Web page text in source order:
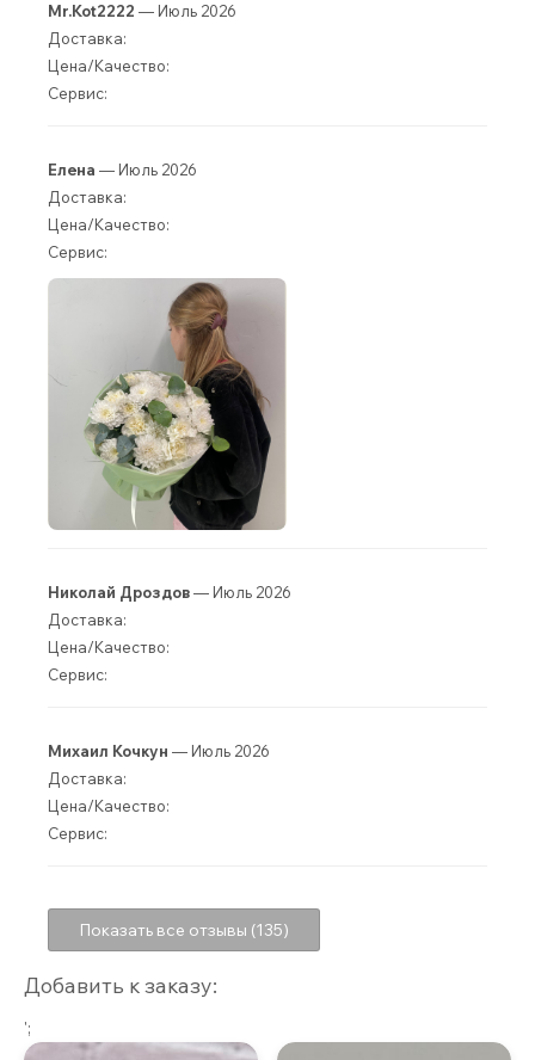
Mr.Kot2222 — Июль 2026
Доставка:
Цена/Качество:
Сервис:
Елена — Июль 2026
Доставка:
Цена/Качество:
Сервис:
Николай Дроздов— Июль 2026
Доставка:
Цена/Качество:
Сервис:
Михаил Кочкун — Июль 2026
Доставка:
Цена/Качество:
Сервис:
Показать все отзывы (135)
Добавить к заказу:
';